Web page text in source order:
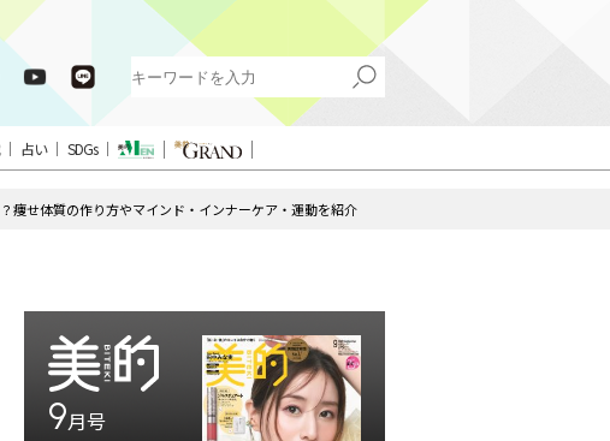
占い SDGs
痩せ体質の作り方やマインド・インナーケア・運動を紹介
9月号